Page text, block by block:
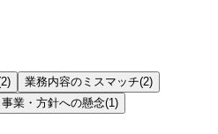
2) 業務内容のミスマッチ(2)
事業・方針への懸念(1)